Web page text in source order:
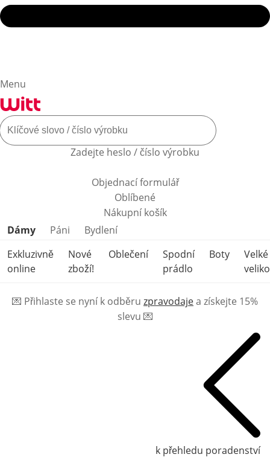
Menu
Zadejte heslo / číslo výrobku
Objednací formulář
Oblíbené
Nákupní košík
Přeskočit kategorie produktů
Dámy Páni
Bydlení
Exkluzivně
online
Nové
zboží!
Oblečení
Spodní
prádlo
Boty
Velké
💌 Přihlaste se nyní k odběru zpravodajea získejte 15%
slevu 💌
k přehledu poradenství